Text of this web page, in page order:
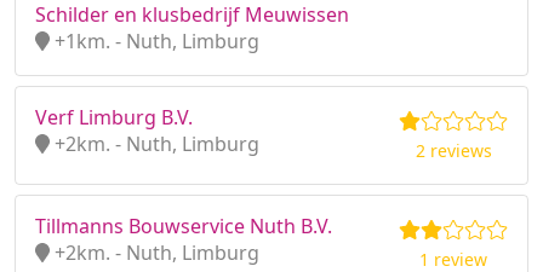
Schilder en klusbedrijf Meuwissen
+1km. - Nuth, Limburg
Verf Limburg B.V.
+2km. - Nuth, Limburg
2 reviews
Tillmanns Bouwservice Nuth B.V.
+2km. - Nuth, Limburg
1 review